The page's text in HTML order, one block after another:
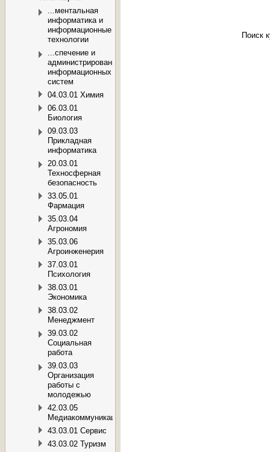
Поиск
...ментальная
информатика и
информационные
технологии
...спечение и
администрирование
информационных
систем
04.03.01 Химия
06.03.01
Биология
09.03.03
Прикладная
информатика
20.03.01
Техносферная
безопасность
33.05.01
Фармация
35.03.04
Агрономия
35.03.06
Агроинженерия
37.03.01
Психология
38.03.01
Экономика
38.03.02
Менеджмент
39.03.02
Социальная
работа
39.03.03
Организация
работы с
молодежью
42.03.05
Медиакоммуникации
43.03.01 Сервис
43.03.02 Туризм